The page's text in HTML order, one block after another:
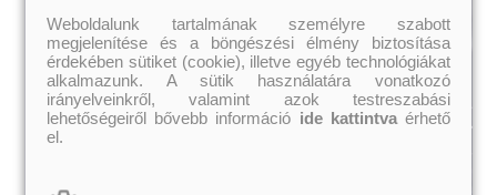
Weboldalunk tartalmának személyre szabott
megjelenítése és a böngészési élmény biztosítása
érdekében sütiket (cookie), illetve egyéb technológiákat
alkalmazunk. A sütik használatára vonatkozó
irányelveinkről, valamint azok testreszabási
lehetőségeiről bővebb információ ide kattintvaérhető
el.